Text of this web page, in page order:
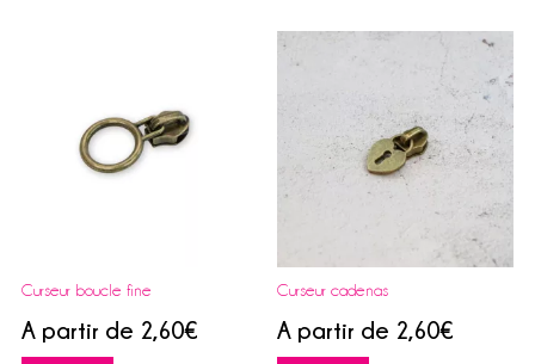
Curseur boucle fine
A partir de 2,60€
Curseur cadenas
A partir de 2,60€